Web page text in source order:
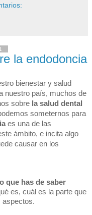
la endodoncia
bienestar y salud
nuestro país, muchos de
sobre la salud dental
someternos para
es una de las
ámbito, e incita algo
causar en los
que has de saber
es, cuál es la parte que
aspectos.